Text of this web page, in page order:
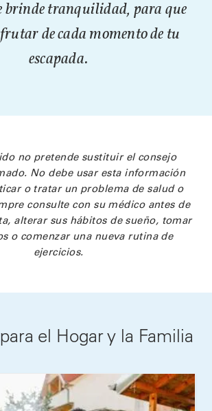
brinde tranquilidad, para que
de cada momento de tu
escapada.
no pretende sustituir el consejo
No debe usar esta información
o tratar un problema de salud o
consulte con su médico antes de
alterar sus hábitos de sueño, tomar
o comenzar una nueva rutina de
ejercicios.
el Hogar y la Familia